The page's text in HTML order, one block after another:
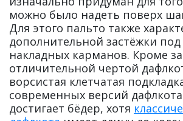
можно было надеть поверх
Для этого пальто также
дополнительной застёжки
накладных карманов. Кроме
отличительной чертой
ворсистая клетчатая
современных версий
достигает бёдер, хотя